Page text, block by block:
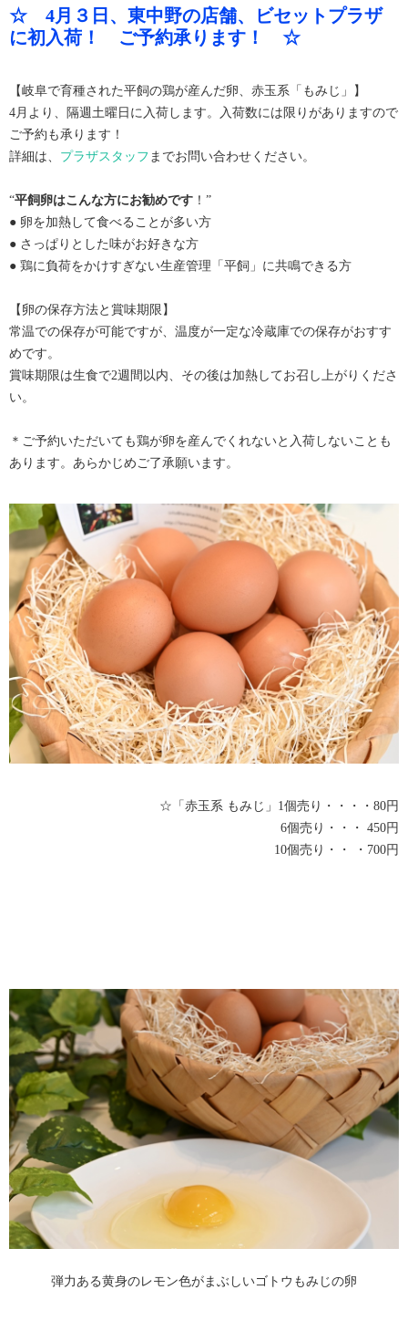
☆ 4月３日、東中野の店舗、ビセットプラザ
に初入荷！ ご予約承ります！ ☆
【岐阜で育種された平飼の鶏が産んだ卵、赤玉系「もみじ」】
4月より、隔週土曜日に入荷します。入荷数には限りがありますので
ご予約も承ります！
詳細は、 プラザスタッフ までお問い合わせください。
“平飼卵はこんな方にお勧めです ！”
● 卵を加熱して食べることが多い方
● さっぱりとした味がお好きな方
● 鶏に負荷をかけすぎない生産管理「平飼」に共鳴できる方
【卵の保存方法と賞味期限】
常温での保存が可能ですが、温度が一定な冷蔵庫での保存がおすす
めです。
賞味期限は生食で2週間以内、その後は加熱してお召し上がりくださ
い。
＊ご予約いただいても鶏が卵を産んでくれないと入荷しないことも
あります。あらかじめご了承願います。
☆「赤玉系 もみじ」1個売り・・・・80円
6個売り・・・ 450円
10個売り・・ ・700円
弾力ある黄身のレモン色がまぶしいゴトウもみじの卵